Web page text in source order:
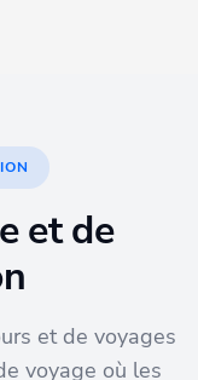
et de
et de voyages
voyage où les